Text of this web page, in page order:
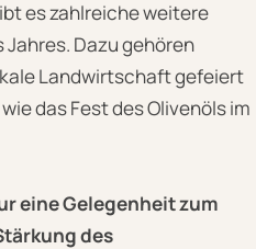
es zahlreiche weitere
Dazu gehören
Landwirtschaft gefeiert
das Fest des Olivenöls im
eine Gelegenheit zum
des